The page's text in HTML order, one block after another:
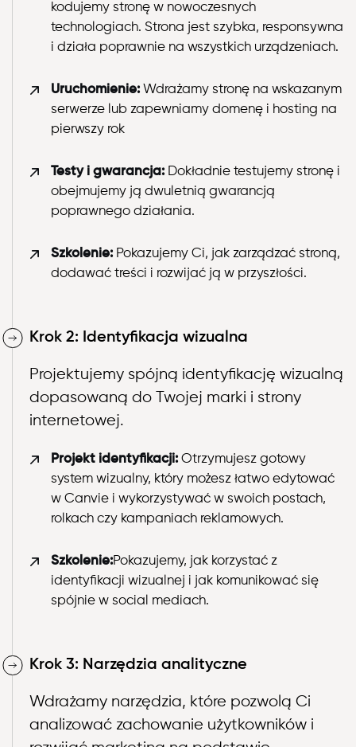
kodujemy stronę w nowoczesnych
technologiach. Strona jest szybka, responsywna
i działa poprawnie na wszystkich urządzeniach.
Uruchomienie: Wdrażamy stronę na wskazanym
serwerze lub zapewniamy domenę i hosting na
pierwszy rok
Testy i gwarancja: Dokładnie testujemy stronę i
obejmujemy ją dwuletnią gwarancją
poprawnego działania.
Szkolenie: Pokazujemy Ci, jak zarządzać stroną,
dodawać treści i rozwijać ją w przyszłości.
Krok 2: Identyfikacja wizualna
Projektujemy spójną identyfikację wizualną
dopasowaną do Twojej marki i strony
internetowej.
Projekt identyfikacji: Otrzymujesz gotowy
system wizualny, który możesz łatwo edytować
w Canvie i wykorzystywać w swoich postach,
rolkach czy kampaniach reklamowych.
Szkolenie:Pokazujemy, jak korzystać z
identyfikacji wizualnej i jak komunikować się
spójnie w social mediach.
Krok 3: Narzędzia analityczne
Wdrażamy narzędzia, które pozwolą Ci
analizować zachowanie użytkowników i